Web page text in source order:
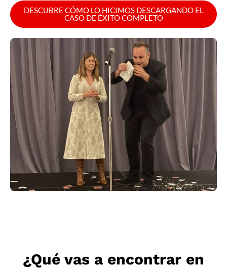
DESCUBRE CÓMO LO HICIMOS DESCARGANDO EL
CASO DE ÉXITO COMPLETO
¿Qué vas a encontrar en